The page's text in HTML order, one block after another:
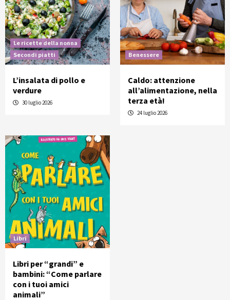
Le ricette della nonna
Secondi piatti
L’insalata di pollo e
verdure
30 luglio 2026
Benessere
Caldo: attenzione
all’alimentazione, nella
terza età!
24 luglio 2026
Libri
Libri per “grandi” e
bambini: “Come parlare
con i tuoi amici
animali”